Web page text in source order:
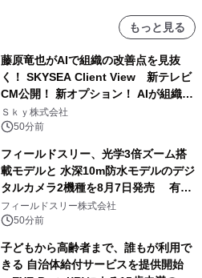
もっと見る
藤原竜也がAIで組織の改善点を見抜
く！ SKYSEA Client View 新テレビ
CM公開！ 新オプション！ AIが組織の
業務実態を分析し労務改善を支援。 藤
原竜也メイキング動画公開 「もしAIが
る自信がある」「昨年の夏はカブトム
シを捕まえたり、虫と戦ったり…」
Ｓｋｙ株式会社
50分前
フィールドスリー、光学3倍ズーム搭
載モデルと 水深10m防水モデルのデジ
タルカメラ2機種を8月7日発売 有効
約1300万画素、用途別に選べるコンデ
ジ新登場
フィールドスリー株式会社
50分前
子どもから高齢者まで、誰もが利用で
きる 自治体給付サービスを提供開始